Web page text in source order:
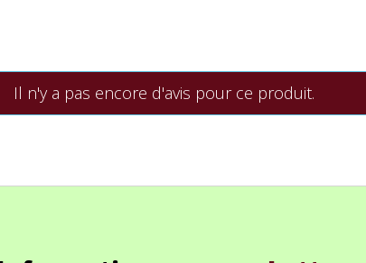
Il n'y a pas encore d'avis pour ce produit.